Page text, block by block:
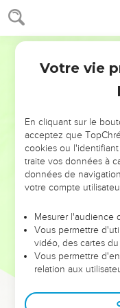
NE
ET SI LEURS
leur foi ou leur vision.
et les saisons difficiles
sont
Dans cette
clés pour avancer
Votre vie
En cliquant sur le
acceptez que
cookies ou
traite vos données à
données de
votre compte
Mesurer l'audience
Vous permettre
vidéo, des cartes
Vous permettre
relation aux